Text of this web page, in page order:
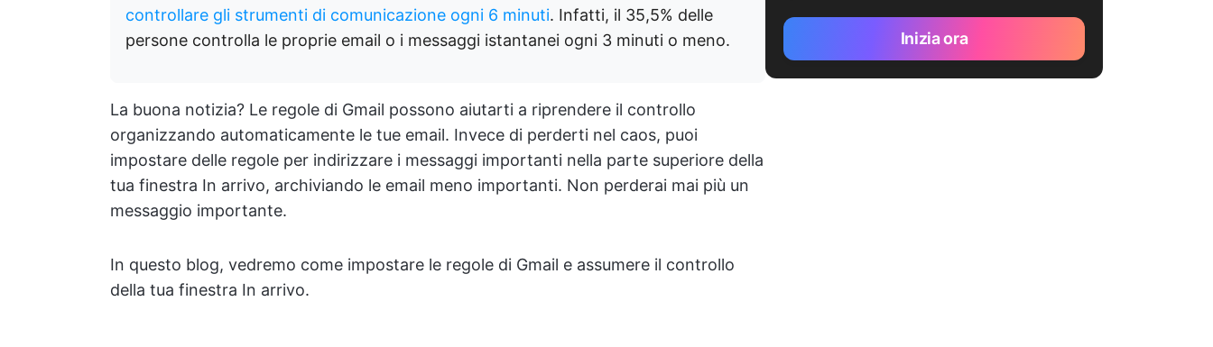
controllare gli strumenti di comunicazione ogni 6 minuti. Infatti, il 35,5% delle
persone controlla le proprie email o i messaggi istantanei ogni 3 minuti o meno.
La buona notizia? Le regole di Gmail possono aiutarti a riprendere il controllo
organizzando automaticamente le tue email. Invece di perderti nel caos, puoi
impostare delle regole per indirizzare i messaggi importanti nella parte superiore della
tua finestra In arrivo, archiviando le email meno importanti. Non perderai mai più un
messaggio importante.
In questo blog, vedremo come impostare le regole di Gmail e assumere il controllo
della tua finestra In arrivo.
Inizia ora